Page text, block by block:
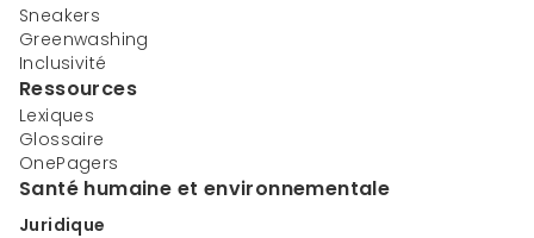
Sneakers
Greenwashing
Inclusivité
Ressources
Lexiques
Glossaire
OnePagers
Santé humaine et environnementale
Juridique